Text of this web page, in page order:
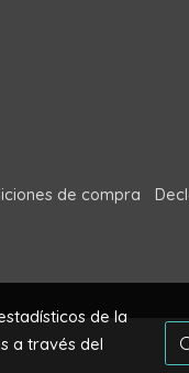
de compra
de la
a través del